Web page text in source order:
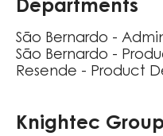
Departments
São Bernardo -
São Bernardo -
Resende - Product
Knightec